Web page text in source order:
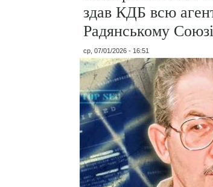
здав КДБ всю
Радянському Союзі
ср, 07/01/2026 - 16:51